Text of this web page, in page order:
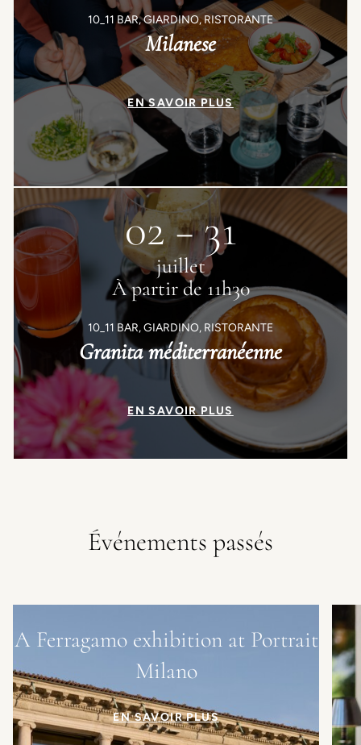
10_11 BAR, GIARDINO, RISTORANTE
Milanese
EN SAVOIR PLUS
02 − 31
juillet
À partir de 11h30
10_11 BAR, GIARDINO, RISTORANTE
Granita méditerranéenne
EN SAVOIR PLUS
Événements passés
A Ferragamo exhibition at Portrait
Milano
EN SAVOIR PLUS